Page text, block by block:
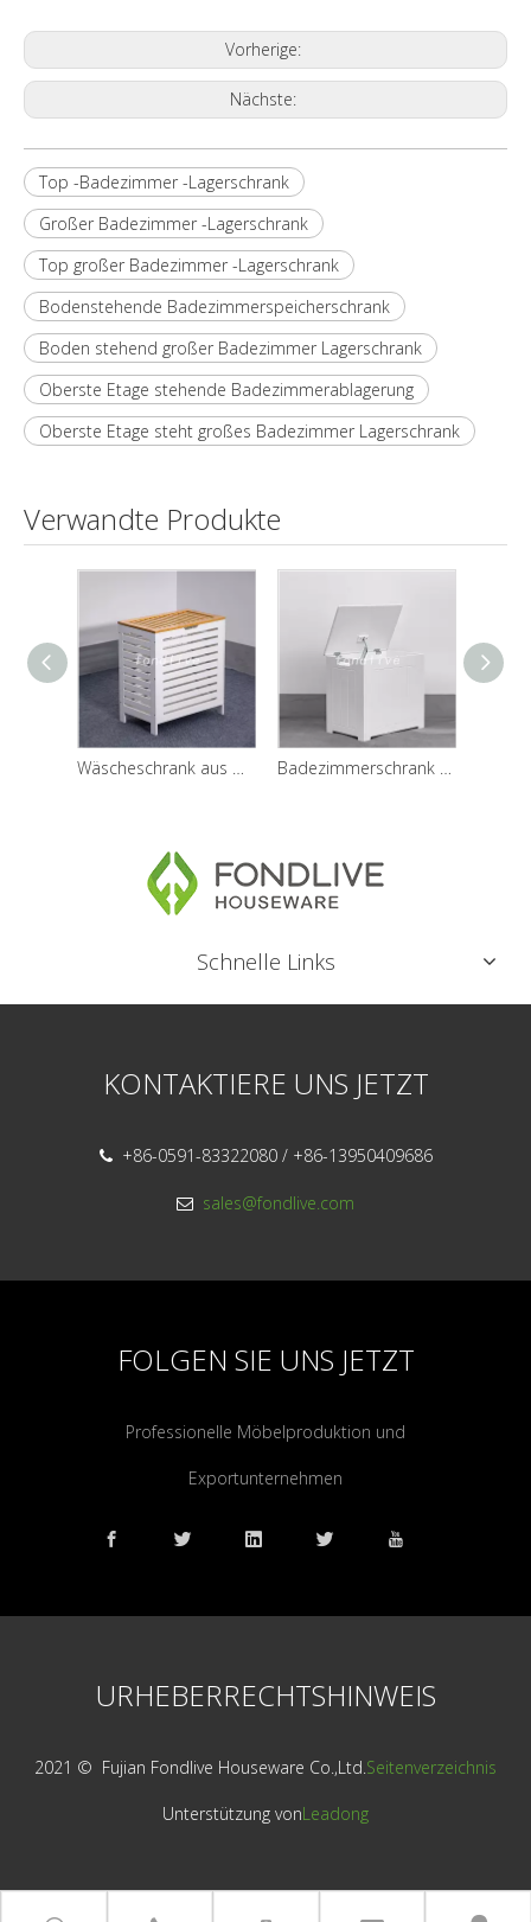
Vorherige:
Nächste:
Top -Badezimmer -Lagerschrank
Großer Badezimmer -Lagerschrank
Top großer Badezimmer -Lagerschrank
Bodenstehende Badezimmerspeicherschrank
Boden stehend großer Badezimmer Lagerschrank
Oberste Etage stehende Badezimmerablagerung
Oberste Etage steht großes Badezimmer Lagerschrank
Verwandte Produkte
Wäscheschrank aus Holz aus Bambus für das Badezimmer Badezimmerschrank aus Holz
Schnelle Links
KONTAKTIERE UNS JETZT
 +86-0591-83322080 / +86-13950409686
 sales@fondlive.com
FOLGEN SIE UNS JETZT
Professionelle Möbelproduktion und
Exportunternehmen
URHEBERRECHTSHINWEIS
2021 © ️ Fujian Fondlive Houseware Co.,Ltd.Seitenverzeichnis
Unterstützung vonLeadong